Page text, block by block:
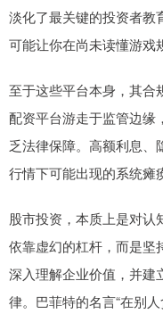
淡化了最关键的投资者教
可能让你在尚未读懂游戏
至于这些平台本身，其合
配资平台游走于监管边缘
乏法律保障。高额利息、
行情下可能出现的系统瘫
股市投资，本质上是对认
依靠虚幻的杠杆，而是坚
深入理解企业价值，并建
律。巴菲特的名言“在别